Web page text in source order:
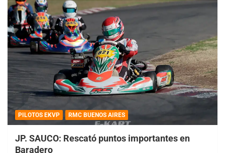
PILOTOS EKVP RMC BUENOS AIRES
JP. SAUCO: Rescató puntos importantes en
Baradero